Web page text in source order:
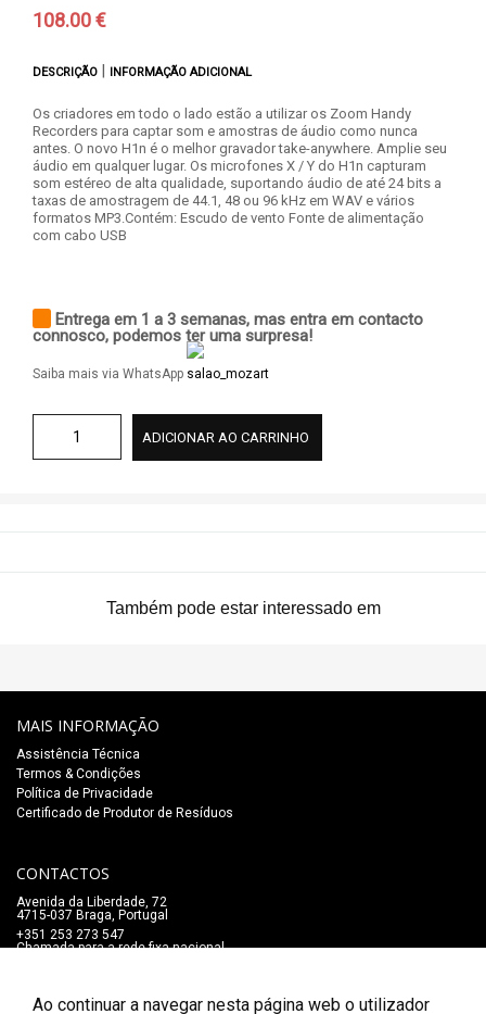
Ao continuar a navegar nesta página web o utilizador
108.00 €
DESCRIÇÃO | INFORMAÇÃO ADICIONAL
Os criadores em todo o lado estão a utilizar os Zoom Handy
Recorders para captar som e amostras de áudio como nunca
antes. O novo H1n é o melhor gravador take-anywhere. Amplie seu
áudio em qualquer lugar. Os microfones X / Y do H1n capturam
som estéreo de alta qualidade, suportando áudio de até 24 bits a
taxas de amostragem de 44.1, 48 ou 96 kHz em WAV e vários
formatos MP3.Contém: Escudo de vento Fonte de alimentação
com cabo USB
Entrega em 1 a 3 semanas, mas entra em contacto
connosco, podemos ter uma surpresa!
Saiba mais via WhatsApp
ADICIONAR AO CARRINHO
Também pode estar interessado em
MAIS INFORMAÇÃO
Assistência Técnica
Termos & Condições
Política de Privacidade
Certificado de Produtor de Resíduos
CONTACTOS
Avenida da Liberdade, 72
4715-037 Braga, Portugal
+351 253 273 547
Chamada para a rede fixa nacional